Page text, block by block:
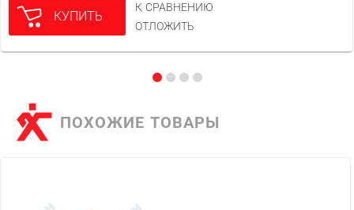
КУПИТЬ
К СРАВНЕНИЮ
ОТЛОЖИТЬ
ПОХОЖИЕ ТОВАРЫ